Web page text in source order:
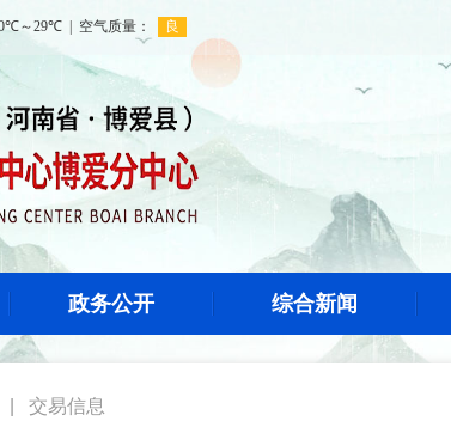
政务公开 综合新闻
交易信息